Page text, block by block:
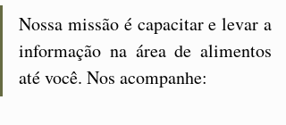
Nossa missão é capacitar e levar a
informação na área de alimentos
até você. Nos acompanhe: